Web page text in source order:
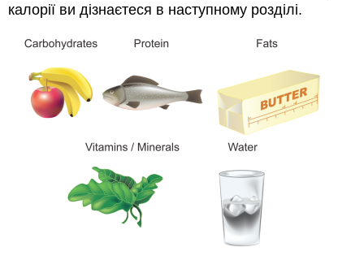
калорії ви дізнаєтеся в наступному розділі.